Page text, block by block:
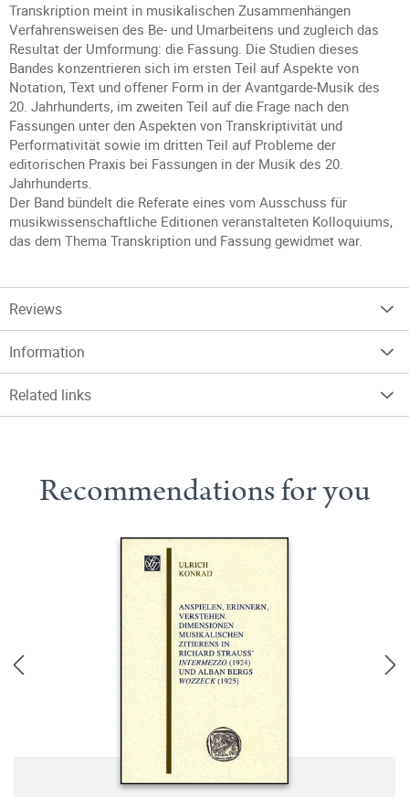
Transkription meint in musikalischen Zusammenhängen
Verfahrensweisen des Be- und Umarbeitens und zugleich das
Resultat der Umformung: die Fassung. Die Studien dieses
Bandes konzentrieren sich im ersten Teil auf Aspekte von
Notation, Text und offener Form in der Avantgarde-Musik des
20. Jahrhunderts, im zweiten Teil auf die Frage nach den
Fassungen unter den Aspekten von Transkriptivität und
Performativität sowie im dritten Teil auf Probleme der
editorischen Praxis bei Fassungen in der Musik des 20.
Jahrhunderts.
Der Band bündelt die Referate eines vom Ausschuss für
musikwissenschaftliche Editionen veranstalteten Kolloquiums,
das dem Thema Transkription und Fassung gewidmet war.
Reviews
Information
Related links
Recommendations for you